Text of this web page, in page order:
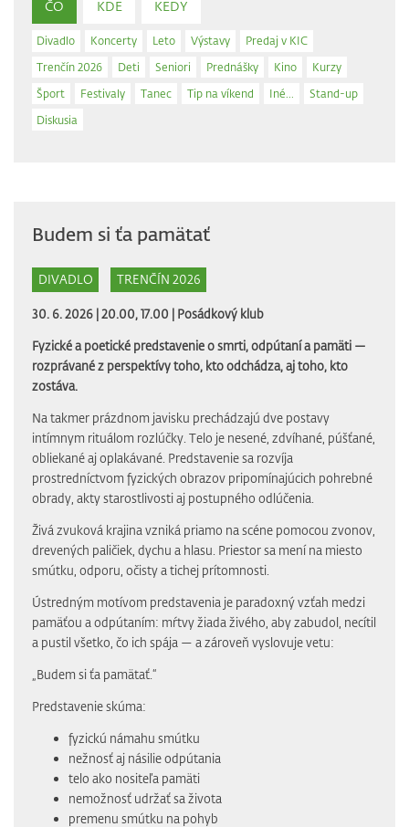
ČO KDE KEDY
Divadlo Koncerty Leto Výstavy
Predaj v KIC
Trenčín 2026
Deti Seniori Prednášky Kino
Kurzy
Šport
Festivaly Tanec Tip na víkend Iné...
Stand-up
Diskusia
Budem si ťa pamätať
DIVADLO TRENČÍN 2026
30. 6. 2026 | 20.00, 17.00 | Posádkový klub
Fyzické a poetické predstavenie o smrti, odpútaní a pamäti —
rozprávané z perspektívy toho, kto odchádza, aj toho, kto
zostáva.
Na takmer prázdnom javisku prechádzajú dve postavy
intímnym rituálom rozlúčky. Telo je nesené, zdvíhané, púšťané,
obliekané aj oplakávané. Predstavenie sa rozvíja
prostredníctvom fyzických obrazov pripomínajúcich pohrebné
obrady, akty starostlivosti aj postupného odlúčenia.
Živá zvuková krajina vzniká priamo na scéne pomocou zvonov,
drevených paličiek, dychu a hlasu. Priestor sa mení na miesto
smútku, odporu, očisty a tichej prítomnosti.
Ústredným motívom predstavenia je paradoxný vzťah medzi
pamäťou a odpútaním: mŕtvy žiada živého, aby zabudol, necítil
a pustil všetko, čo ich spája — a zároveň vyslovuje vetu:
„Budem si ťa pamätať.“
Predstavenie skúma:
fyzickú námahu smútku
nežnosť aj násilie odpútania
telo ako nositeľa pamäti
nemožnosť udržať sa života
premenu smútku na pohyb